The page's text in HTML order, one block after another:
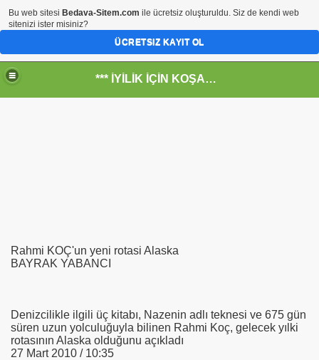
*** İYİLİK İÇİN KOŞANLARIN YERİ***
Rahmi KOÇ'un yeni rotasi Alaska
BAYRAK YABANCI
Denizcilikle ilgili üç kitabı, Nazenin adlı teknesi ve 675 gün
süren uzun yolculuğuyla bilinen Rahmi Koç, gelecek yılki
rotasının Alaska olduğunu açıkladı
27 Mart 2010 / 10:35
- HİDROJEN ENERJİ MRK *NASIL ENGELLENDİ* !!!
-Engellenen Mühendis !!!
Bu web sitesi Bedava-Sitem.com ile ücretsiz oluşturuldu. Siz de kendi web
sitenizi ister misiniz?
ÜCRETSIZ KAYIT OL